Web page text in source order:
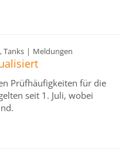
Tanks | Meldungen
Prüfhäufigkeiten für die
seit 1. Juli, wobei